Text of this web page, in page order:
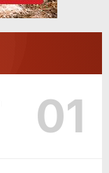
01